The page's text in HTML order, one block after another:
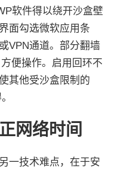
软件得以绕开沙盒壁
面勾选微软应用条
VPN通道。部分翻墙
便操作。启用回环不
其他受沙盒限制的
网络时间
一技术难点，在于安